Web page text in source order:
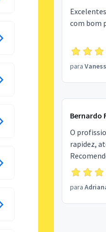
com bom
para
Bernardo
O
rapidez,
para